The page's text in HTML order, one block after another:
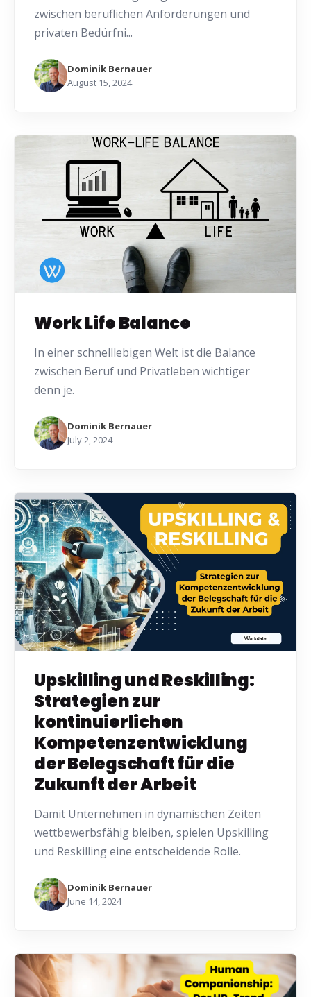
zwischen beruflichen Anforderungen und
privaten Bedürfni...
Dominik Bernauer
August 15, 2024
Work Life Balance
In einer schnelllebigen Welt ist die Balance
zwischen Beruf und Privatleben wichtiger
denn je.
Dominik Bernauer
July 2, 2024
Upskilling und Reskilling:
Strategien zur
kontinuierlichen
Kompetenzentwicklung
der Belegschaft für die
Zukunft der Arbeit
Damit Unternehmen in dynamischen Zeiten
wettbewerbsfähig bleiben, spielen Upskilling
und Reskilling eine entscheidende Rolle.
Dominik Bernauer
June 14, 2024